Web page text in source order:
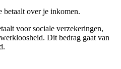
betaalt over je inkomen.
voor sociale verzekeringen,
Dit bedrag gaat van